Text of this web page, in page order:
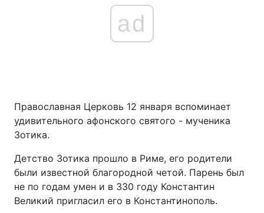
ad
Православная Церковь 12 января вспоминает
удивительного афонского святого - мученика
Зотика.
Детство Зотика прошло в Риме, его родители
были известной благородной четой. Парень был
не по годам умен и в 330 году Константин
Великий пригласил его в Константинополь.